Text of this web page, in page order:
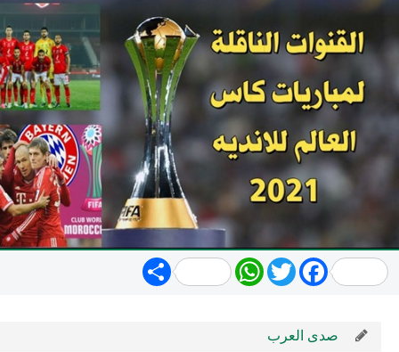
Share WhatsApp
TwitterFacebook
صدى العرب